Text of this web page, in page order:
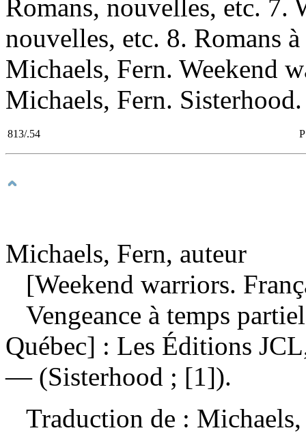
Romans, nouvelles, etc.
nouvelles, etc. 8. Romans
Michaels, Fern. Weekend
Michaels, Fern.
813/.54
Michaels, Fern, auteur
[Weekend warriors.
Vengeance à temps
Québec] : Les Éditions
— (Sisterhood ; [1]).
Traduction de :